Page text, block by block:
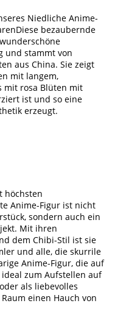
Niedliche Anime-
Diese bezaubernde
und stammt von
aus China. Sie zeigt
mit langem,
mit rosa Blüten mit
ist und so eine
erzeugt.
höchsten
Anime-Figur ist nicht
sondern auch ein
Mit ihren
dem Chibi-Stil ist sie
und alle, die skurrile
Anime-Figur, die auf
zum Aufstellen auf
als liebevolles
einen Hauch von